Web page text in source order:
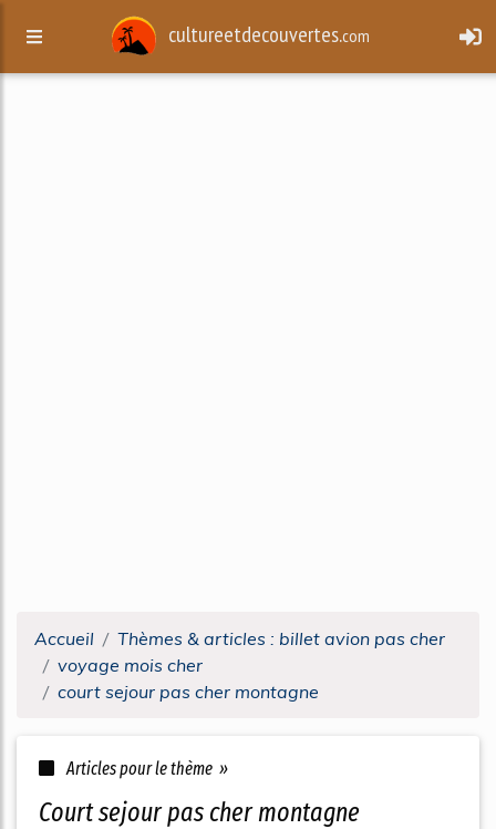
cultureetdecouvertes.com
Accueil
Thèmes & articles : billet avion pas cher
voyage mois cher
court sejour pas cher montagne
Articles pour le thème »
court sejour pas cher montagne